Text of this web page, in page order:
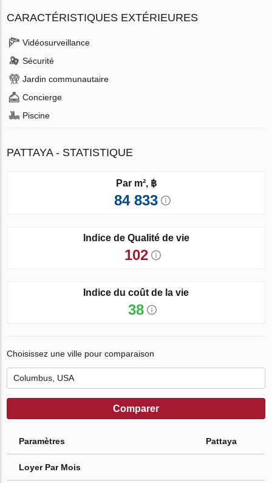
CARACTÉRISTIQUES EXTÉRIEURES
Vidéosurveillance
Sécurité
Jardin communautaire
Concierge
Piscine
PATTAYA - STATISTIQUE
Par m², ฿
84 833
Indice de Qualité de vie
102
Indice du coût de la vie
38
Choisissez une ville pour comparaison
Comparer
Paramètres Pattaya
Loyer Par Mois